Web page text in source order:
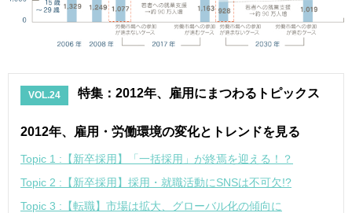
VOL.24 特集：2012年、雇用にまつわるトピックス
2012年、雇用・労働環境の変化とトレンドを見る
Topic 1 :【新卒採用】「一括採用」が終焉を迎える！？
Topic 2 :【新卒採用】採用・就職活動にSNSは不可欠!?
Topic 3 :【転職】市場は拡大、グローバル化の傾向に